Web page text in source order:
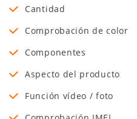
Cantidad
Comprobación de color
Componentes
Aspecto del producto
Función vídeo / foto